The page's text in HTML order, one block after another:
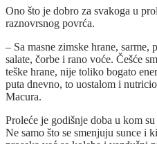
Ono što je dobro za svakoga u
raznovrsnog povrća.
– Sa masne zimske hrane, sarme,
salate, čorbe i rano voće. Češće
teške hrane, nije toliko bogato
puta dnevno, to uostalom i
Macura.
Proleće je godišnje doba u kom
Ne samo što se smenjuju sunce i